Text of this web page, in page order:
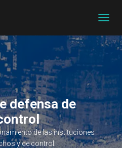
MODO
DE
defensa de
de las instituciones
y de control.